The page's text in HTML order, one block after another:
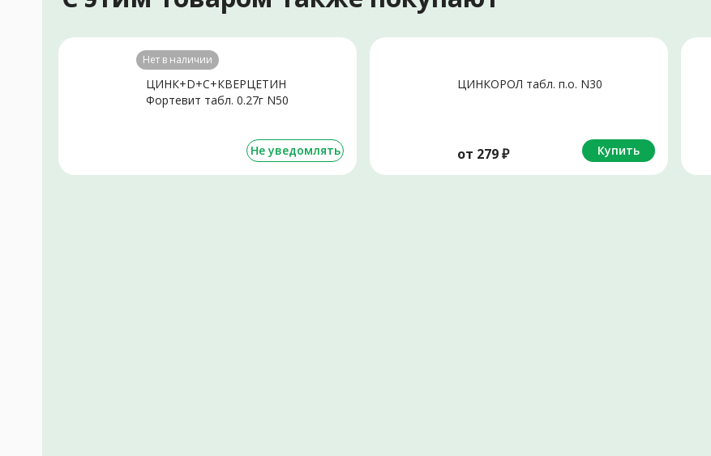
Нет в наличии
ЦИНК+D+С+КВЕРЦЕТИН
Фортевит табл. 0.27г N50
Не уведомлять
ЦИНКОРОЛ табл. п.о. N30
от 279₽ Купить